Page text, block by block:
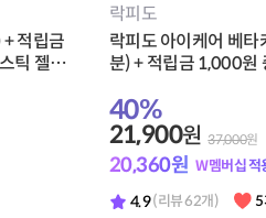
1박스
스포식스
뉴케어 스포식스 부스
적립금 1,000원 증정
45%
21,900원 40,000원
20,360원 W멤버십 적
4.9(리뷰 170개)